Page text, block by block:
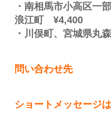
・南相馬市小高区一
浪江町 ¥4,400
・川俣町、宮城県
問い合わせ先
ショートメッセージは